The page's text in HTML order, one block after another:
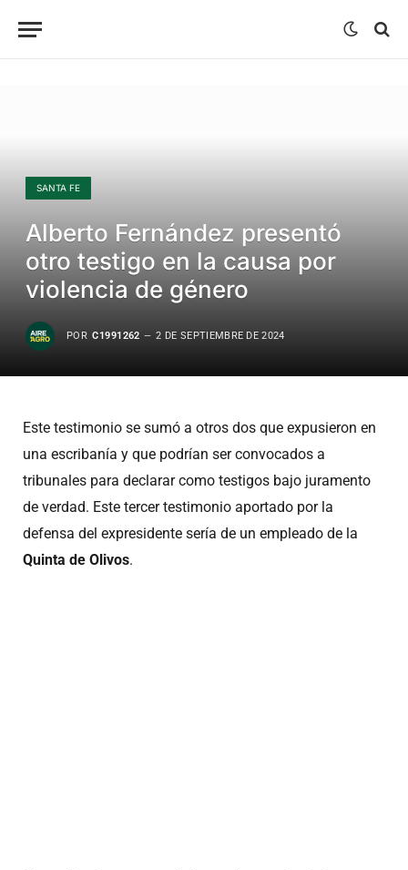
SANTA FE
Alberto Fernández presentó
otro testigo en la causa por
violencia de género
POR C1991262 2 DE SEPTIEMBRE DE 2024
Este testimonio se sumó a otros dos que expusieron en
una escribanía y que podrían ser convocados a
tribunales para declarar como testigos bajo juramento
de verdad. Este tercer testimonio aportado por la
defensa del expresidente sería de un empleado de la
Quinta de Olivos.